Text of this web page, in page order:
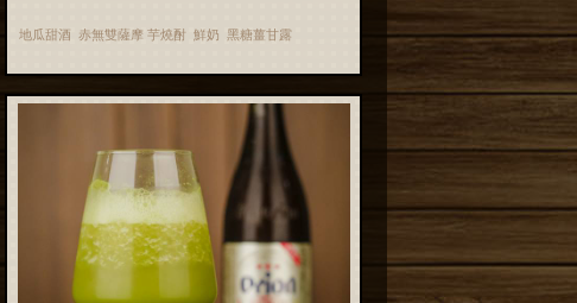
地瓜甜酒 赤無雙薩摩 芋燒酎 鮮奶 黑糖薑甘露